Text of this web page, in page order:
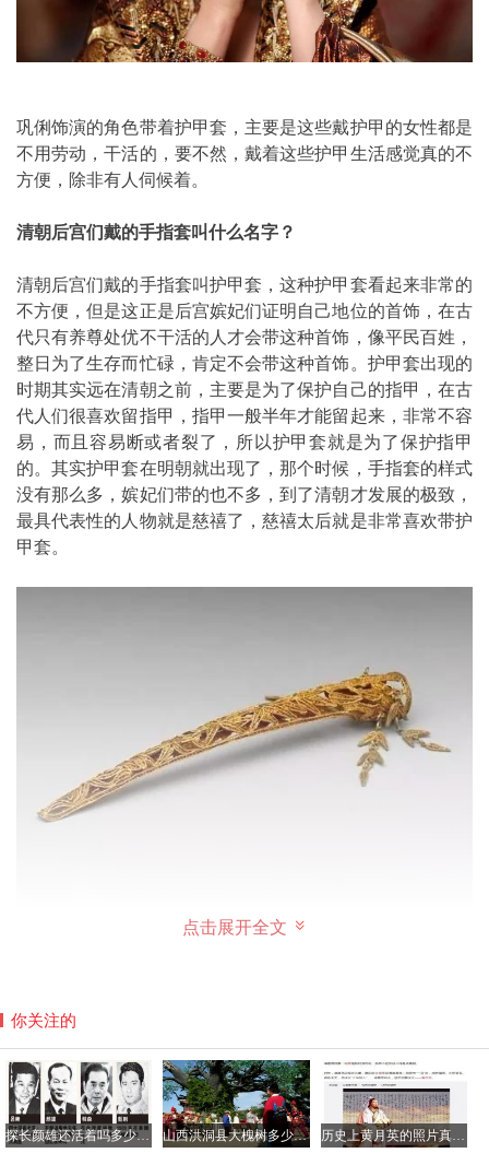
巩俐饰演的角色带着护甲套，主要是这些戴护甲的女性都是
不用劳动，干活的，要不然，戴着这些护甲生活感觉真的不
方便，除非有人伺候着。
清朝后宫们戴的手指套叫什么名字？
清朝后宫们戴的手指套叫护甲套，这种护甲套看起来非常的
不方便，但是这正是后宫嫔妃们证明自己地位的首饰，在古
代只有养尊处优不干活的人才会带这种首饰，像平民百姓，
整日为了生存而忙碌，肯定不会带这种首饰。护甲套出现的
时期其实远在清朝之前，主要是为了保护自己的指甲，在古
代人们很喜欢留指甲，指甲一般半年才能留起来，非常不容
易，而且容易断或者裂了，所以护甲套就是为了保护指甲
的。其实护甲套在明朝就出现了，那个时候，手指套的样式
没有那么多，嫔妃们带的也不多，到了清朝才发展的极致，
最具代表性的人物就是慈禧了，慈禧太后就是非常喜欢带护
甲套。
用干活嘛，干活的老百姓谁留这个，干活的老百姓都是最底
下的等级）
点击展开全文
你关注的
探长颜雄还活着吗多少岁了，颜雄当过吕乐的上级吗？ 山西洪洞县大槐树多少岁了？到大槐树后怎么查找家谱 历史上黄月英的照片真的很丑吗，黄月英那年出生的？